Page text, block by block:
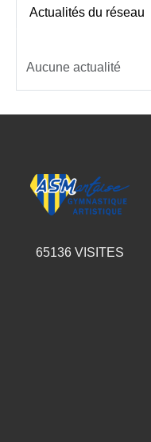
Actualités du réseau
Aucune actualité
65136VISITES